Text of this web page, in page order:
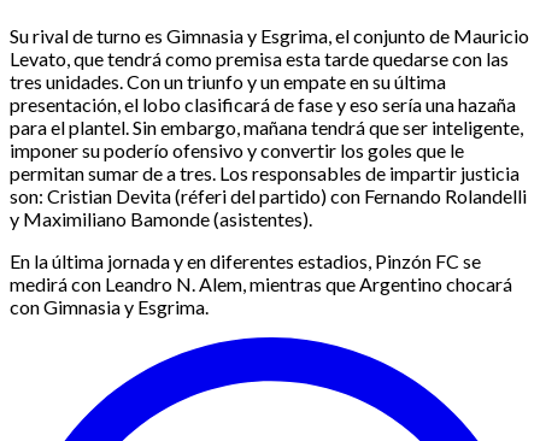
Su rival de turno es Gimnasia y Esgrima, el conjunto de Mauricio
Levato, que tendrá como premisa esta tarde quedarse con las
tres unidades. Con un triunfo y un empate en su última
presentación, el lobo clasificará de fase y eso sería una hazaña
para el plantel. Sin embargo, mañana tendrá que ser inteligente,
imponer su poderío ofensivo y convertir los goles que le
permitan sumar de a tres. Los responsables de impartir justicia
son: Cristian Devita (réferi del partido) con Fernando Rolandelli
y Maximiliano Bamonde (asistentes).
En la última jornada y en diferentes estadios, Pinzón FC se
medirá con Leandro N. Alem, mientras que Argentino chocará
con Gimnasia y Esgrima.